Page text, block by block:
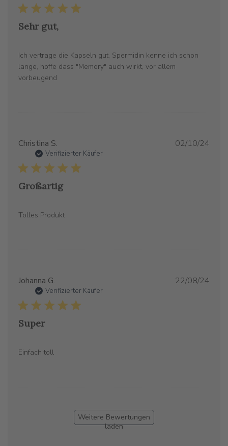
Sehr gut,
Ich vertrage die Kapseln gut, Spermidin kenne ich schon
lange, hoffe dass "Memory" auch wirkt, vor allem
vorbeugend
Christina S.
Verifizierter Käufer
Großartig
Tolles Produkt
02/10/24
Johanna G.
Verifizierter Käufer
Super
Einfach toll
22/08/24
Weitere Bewertungen
laden